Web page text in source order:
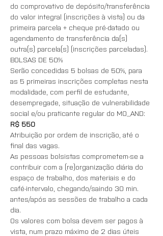
do comprovativo de depósito/transferência
do valor integral (inscrições à vista) ou da
primeira parcela + cheque pré-datado ou
agendamento de transferência da(s)
outra(s) parcela(s) (inscrições parceladas).
BOLSAS DE 50%
Serão concedidas 5 bolsas de 50%, para
as 5 primeiras inscrições completas nesta
modalidade, com perfil de estudante,
desempregade, situação de vulnerabilidade
social e/ou praticante regular do MO_AND:
R$ 550
Atribuição por ordem de inscrição, até o
final das vagas.
As pessoas bolsistas comprometem-se a
contribuir com a (re)organização diária do
espaço de trabalho, dos materiais e do
café-intervalo, chegando/saindo 30 min.
antes/após as sessões de trabalho a cada
dia.
Os valores com bolsa devem ser pagos à
vista, num prazo máximo de 2 dias úteis